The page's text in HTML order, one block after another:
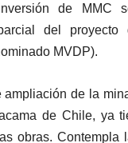
de MMC
del
MVDP).
ampliación de la
de Chile, ya
obras. Contempla